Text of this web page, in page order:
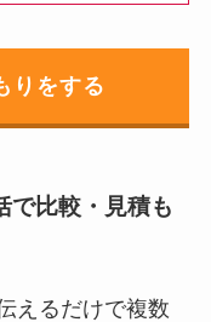
りをする
で比較・見積も
えるだけで複数